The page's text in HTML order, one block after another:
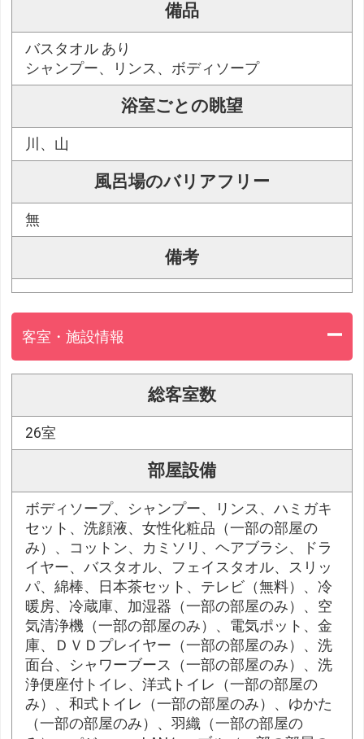
備品
バスタオル あり
シャンプー、リンス、ボディソープ
浴室ごとの眺望
川、山
風呂場のバリアフリー
無
備考
客室・施設情報
総客室数
26室
部屋設備
ボディソープ、シャンプー、リンス、ハミガキ
セット、洗顔液、女性化粧品（一部の部屋の
み）、コットン、カミソリ、ヘアブラシ、ドラ
イヤー、バスタオル、フェイスタオル、スリッ
パ、綿棒、日本茶セット、テレビ（無料）、冷
暖房、冷蔵庫、加湿器（一部の部屋のみ）、空
気清浄機（一部の部屋のみ）、電気ポット、金
庫、ＤＶＤプレイヤー（一部の部屋のみ）、洗
面台、シャワーブース（一部の部屋のみ）、洗
浄便座付トイレ、洋式トイレ（一部の部屋の
み）、和式トイレ（一部の部屋のみ）、ゆかた
（一部の部屋のみ）、羽織（一部の部屋の